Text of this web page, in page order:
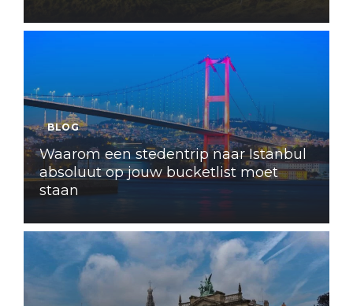
BLOG
Waarom een stedentrip naar Istanbul
absoluut op jouw bucketlist moet
staan